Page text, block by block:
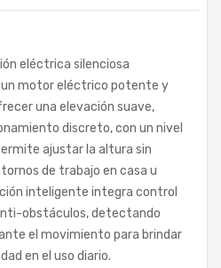
eléctrica silenciosa
motor eléctrico potente y
una elevación suave,
discreto, con un nivel
ajustar la altura sin
de trabajo en casa u
inteligente integra control
obstáculos, detectando
el movimiento para brindar
en el uso diario.